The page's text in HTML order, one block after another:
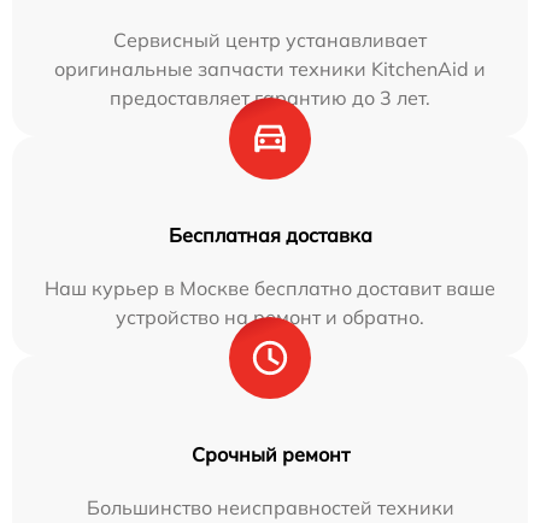
Сервисный центр устанавливает
оригинальные запчасти техники KitchenAid и
предоставляет гарантию до 3 лет.
Бесплатная доставка
Наш курьер в Москве бесплатно доставит ваше
устройство на ремонт и обратно.
Срочный ремонт
Большинство неисправностей техники